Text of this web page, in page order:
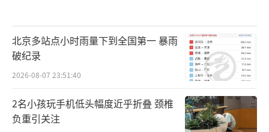
北京多站点小时雨量下到全国第一 暴雨
破纪录
2026-08-07 23:51:40
2名小孩玩手机低头幅度近乎折叠 颈椎
负重引关注